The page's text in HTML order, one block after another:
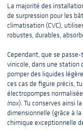
La majorité des
de surpression pour les
climatisation (CVC),
robustes, durables,
Cependant, que se
vinicole, dans une station
pomper des liquides
ces cas de figure précis,
électropompes
Inox). Tu conserves ainsi
dimensionnelle (grâce à
chimique exceptionnelle